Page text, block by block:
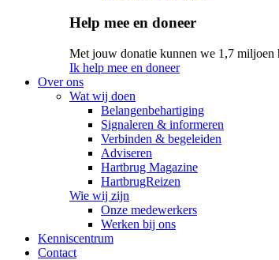
Help mee en doneer
Met jouw donatie kunnen we 1,7 miljoen
Ik help mee en doneer
Over ons
Wat wij doen
Belangenbehartiging
Signaleren & informeren
Verbinden & begeleiden
Adviseren
Hartbrug Magazine
HartbrugReizen
Wie wij zijn
Onze medewerkers
Werken bij ons
Kenniscentrum
Contact